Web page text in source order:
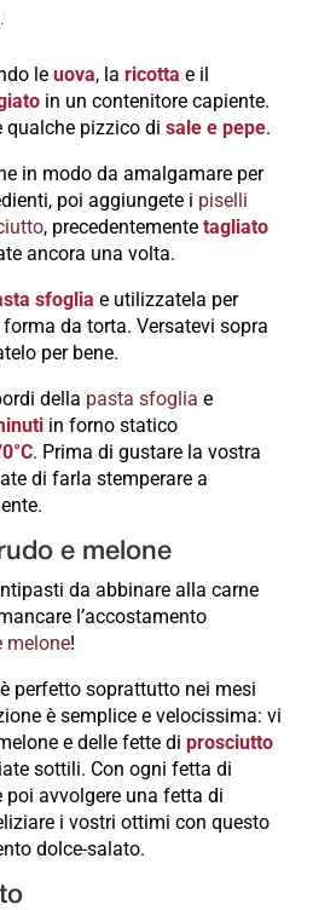
le uova, la ricotta e il
in un contenitore capiente.
qualche pizzico di sale e pepe.
in modo da amalgamare per
poi aggiungete i piselli
, precedentemente tagliato
ancora una volta.
sfoglia e utilizzatela per
da torta. Versatevi sopra
per bene.
della pasta sfoglia e
in forno statico
. Prima di gustare la vostra
di farla stemperare a
e melone
da abbinare alla carne
l’accostamento
melone!
perfetto soprattutto nei mesi
è semplice e velocissima: vi
e delle fette di prosciutto
sottili. Con ogni fetta di
poi avvolgere una fetta di
i vostri ottimi con questo
dolce-salato.